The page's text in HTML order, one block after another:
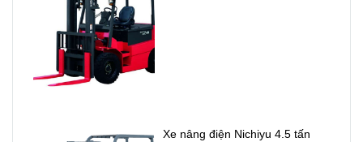
Xe nâng điện Nichiyu 4.5 tấn